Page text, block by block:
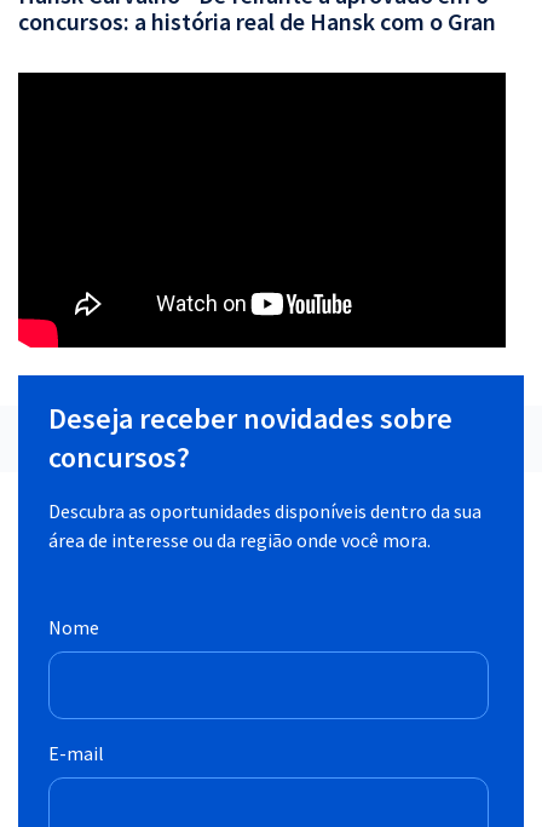
concursos: a história real de Hansk com o Gran
Deseja receber novidades sobre
concursos?
Descubra as oportunidades disponíveis dentro da sua
área de interesse ou da região onde você mora.
Nome
E-mail